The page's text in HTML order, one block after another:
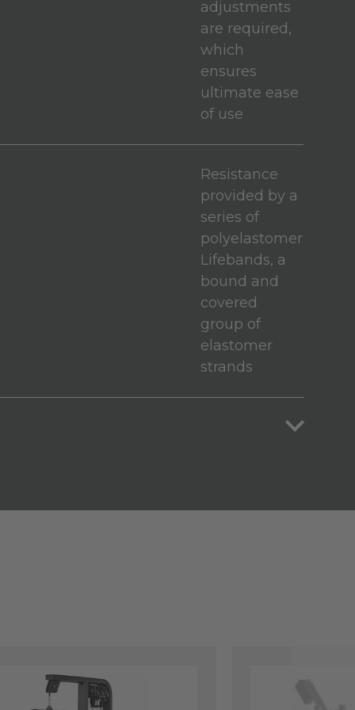
adjustments
are required,
which
ensures
ultimate ease
of use
Resistance
provided by a
series of
polyelastomer
Lifebands, a
bound and
covered
group of
elastomer
strands